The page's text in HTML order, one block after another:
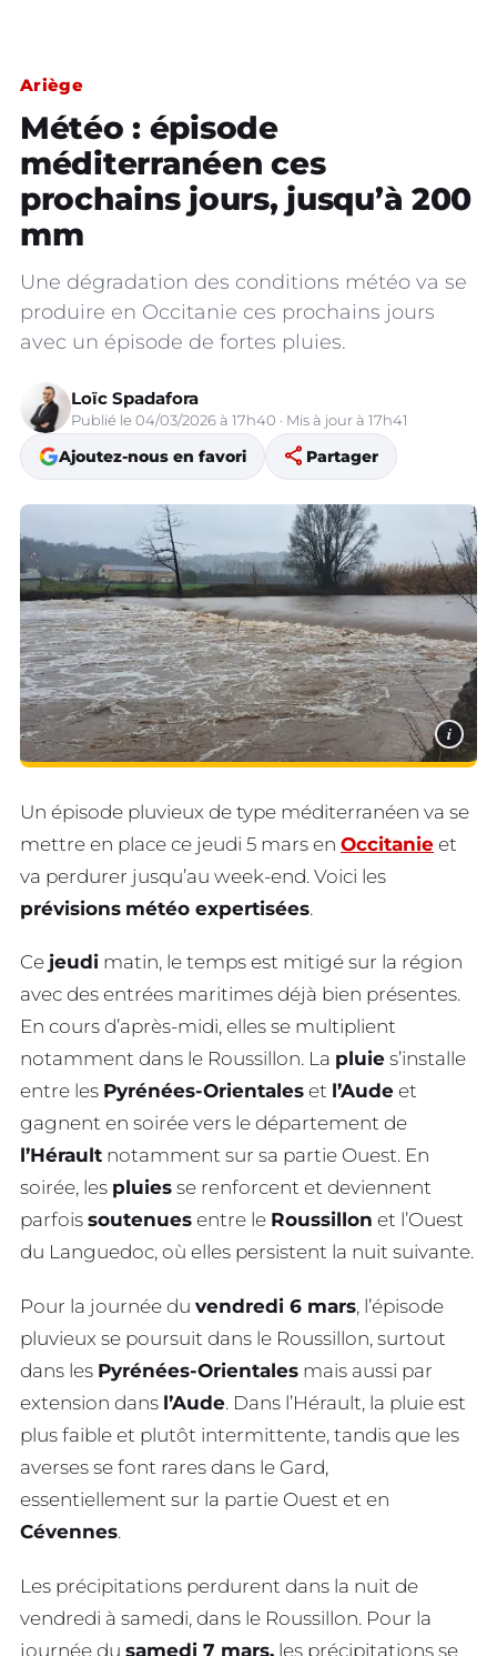
Ariège
Météo : épisode
méditerranéen ces
prochains jours, jusqu’à 200
mm
Une dégradation des conditions météo va se
produire en Occitanie ces prochains jours
avec un épisode de fortes pluies.
Loïc Spadafora
Publié le 04/03/2026 à 17h40 · Mis à jour à 17h41
Ajoutez-nous en favori share Partager
i
Un épisode pluvieux de type méditerranéen va se
mettre en place ce jeudi 5 mars en Occitanie et
va perdurer jusqu’au week-end. Voici les
prévisions météo expertisées.
Ce jeudi matin, le temps est mitigé sur la région
avec des entrées maritimes déjà bien présentes.
En cours d’après-midi, elles se multiplient
notamment dans le Roussillon. La pluie s’installe
entre les Pyrénées-Orientales et l’Aude et
gagnent en soirée vers le département de
l’Hérault notamment sur sa partie Ouest. En
soirée, les pluies se renforcent et deviennent
parfois soutenues entre le Roussillon et l’Ouest
du Languedoc, où elles persistent la nuit suivante.
Pour la journée du vendredi 6 mars, l’épisode
pluvieux se poursuit dans le Roussillon, surtout
dans les Pyrénées-Orientales mais aussi par
extension dans l’Aude. Dans l’Hérault, la pluie est
plus faible et plutôt intermittente, tandis que les
averses se font rares dans le Gard,
essentiellement sur la partie Ouest et en
Cévennes.
Les précipitations perdurent dans la nuit de
vendredi à samedi, dans le Roussillon. Pour la
journée du samedi 7 mars, les précipitations se